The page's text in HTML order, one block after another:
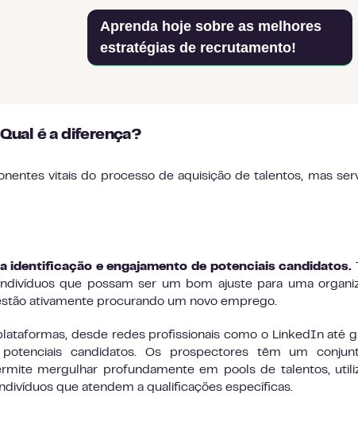
Aprenda hoje sobre as melhores
estratégias de recrutamento!
é a diferença?
vitais do processo de aquisição de talentos, mas
identificação e engajamento de potenciais candidatos.
que possam ser um bom ajuste para uma
ativamente procurando um novo emprego.
desde redes profissionais como o LinkedIn até
candidatos. Os prospectores têm um
mergulhar profundamente em pools de talentos,
que atendem a qualificações específicas.